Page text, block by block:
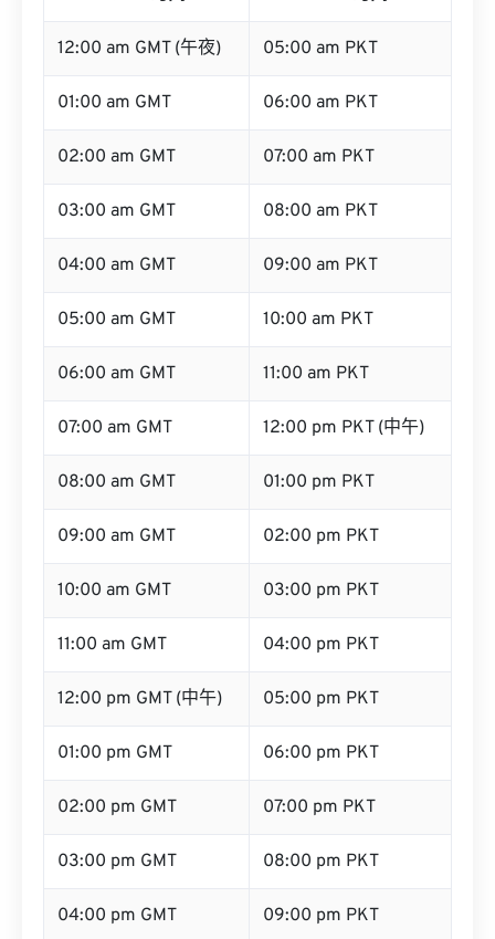
12:00 am GMT (午夜) 05:00 am PKT
01:00 am GMT 06:00 am PKT
02:00 am GMT 07:00 am PKT
03:00 am GMT 08:00 am PKT
04:00 am GMT 09:00 am PKT
05:00 am GMT 10:00 am PKT
06:00 am GMT 11:00 am PKT
07:00 am GMT 12:00 pm PKT (中午)
08:00 am GMT 01:00 pm PKT
09:00 am GMT 02:00 pm PKT
10:00 am GMT 03:00 pm PKT
11:00 am GMT 04:00 pm PKT
12:00 pm GMT (中午) 05:00 pm PKT
01:00 pm GMT 06:00 pm PKT
02:00 pm GMT 07:00 pm PKT
03:00 pm GMT 08:00 pm PKT
04:00 pm GMT 09:00 pm PKT